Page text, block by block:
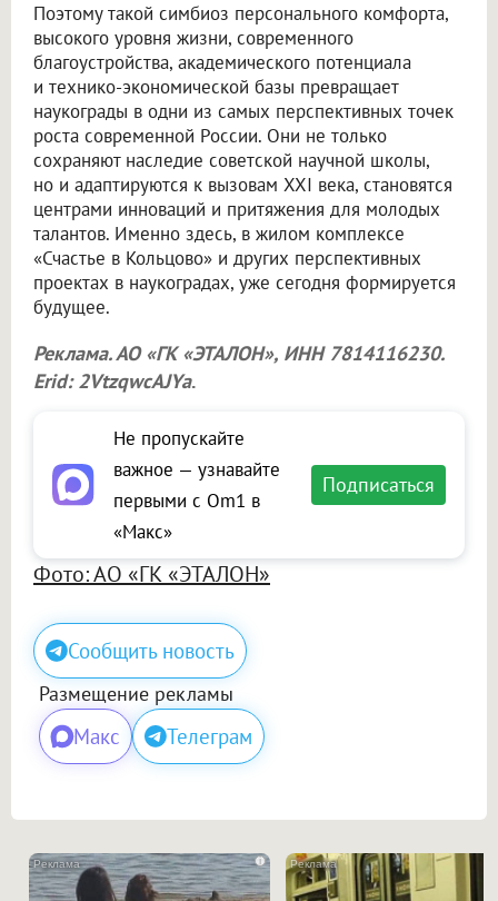
Поэтому такой симбиоз персонального комфорта,
высокого уровня жизни, современного
благоустройства, академического потенциала
и технико-экономической базы превращает
наукограды в одни из самых перспективных точек
роста современной России. Они не только
сохраняют наследие советской научной школы,
но и адаптируются к вызовам XXI века, становятся
центрами инноваций и притяжения для молодых
талантов. Именно здесь, в жилом комплексе
«Счастье в Кольцово» и других перспективных
проектах в наукоградах, уже сегодня формируется
будущее.
Реклама. АО «ГК «ЭТАЛОН», ИНН 7814116230.
Erid: 2VtzqwcAJYa.
Не пропускайте
важное — узнавайте
первыми с Om1 в
«Макс»
Подписаться
Фото: АО «ГК «ЭТАЛОН»
Сообщить новость
Размещение рекламы
Макс Телеграм
i